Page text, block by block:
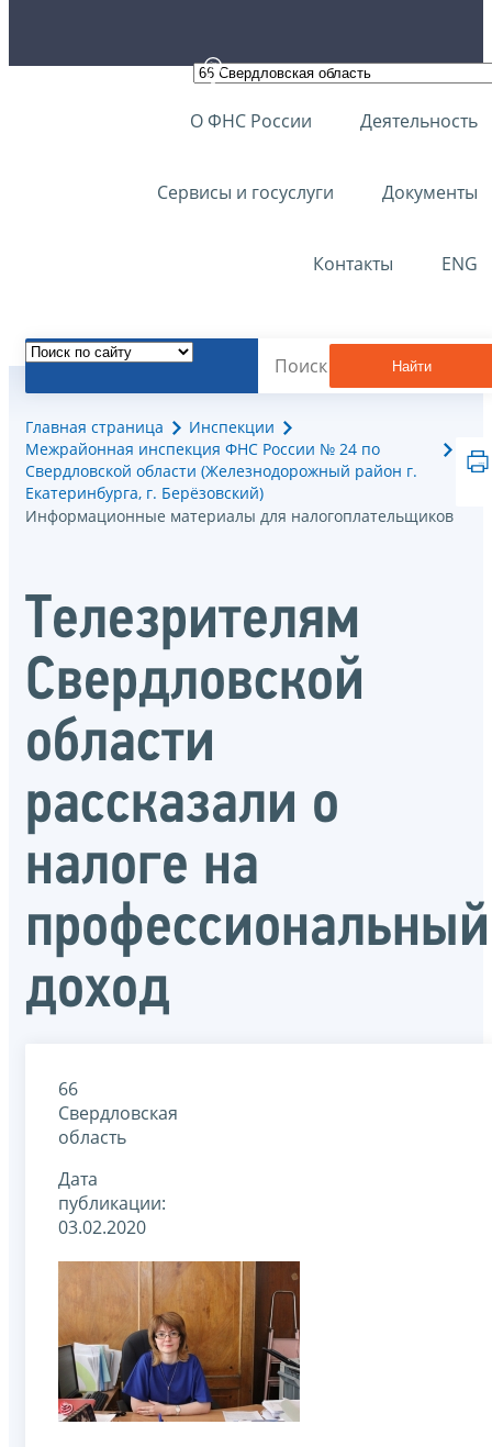
О ФНС России Деятельность
Сервисы и госуслуги Документы
Контакты ENG
Найти
Главная страница
Инспекции
Межрайонная инспекция ФНС России № 24 по
Свердловской области (Железнодорожный район г.
Екатеринбурга, г. Берёзовский)
Информационные материалы для налогоплательщиков
Телезрителям
Свердловской
области
рассказали о
налоге на
профессиональный
доход
66
Свердловская
область
Дата
публикации:
03.02.2020